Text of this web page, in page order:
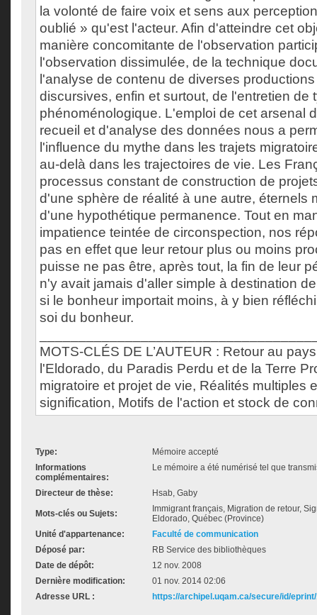
la volonté de faire voix et sens aux
oublié » qu'est l'acteur. Afin d'atteindre cet
manière concomitante de l'observation
l'observation dissimulée, de la technique
l'analyse de contenu de diverses
discursives, enfin et surtout, de l'entretien de
phénoménologique. L'emploi de cet arsenal
recueil et d'analyse des données nous a
l'influence du mythe dans les trajets
au-delà dans les trajectoires de vie. Les
processus constant de construction de
d'une sphère de réalité à une autre, éternels
d'une hypothétique permanence. Tout en
impatience teintée de circonspection, nos
pas en effet que leur retour plus ou moins
puisse ne pas être, après tout, la fin de leur
n'y avait jamais d'aller simple à destination
si le bonheur importait moins, à y bien
soi du bonheur.
MOTS-CLÉS DE L’AUTEUR : Retour au
l'Eldorado, du Paradis Perdu et de la Terre
migratoire et projet de vie, Réalités multiples
signification, Motifs de l'action et stock de
Type:
Mémoire accepté
Informations
complémentaires:
Le mémoire a été numérisé tel que
Directeur de thèse: Hsab, Gaby
Mots-clés ou Sujets:
Immigrant français, Migration de retour,
Eldorado, Québec (Province)
Unité d'appartenance:
Faculté de communication
Déposé par:
RB Service des bibliothèques
Date de dépôt:
12 nov. 2008
Dernière modification:
01 nov. 2014 02:06
Adresse URL :
https://archipel.uqam.ca/secure/id/